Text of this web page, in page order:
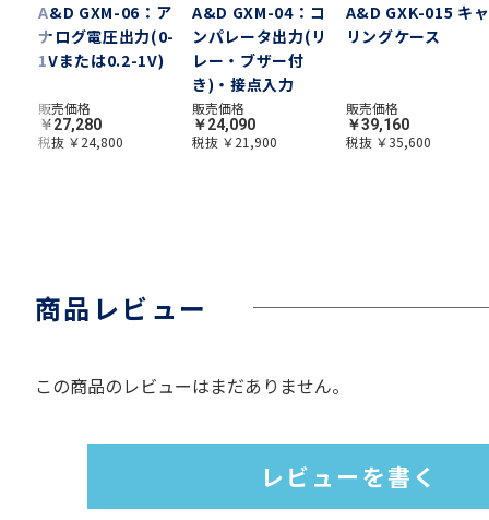
A&D GXM-06：ア
ナログ電圧出力(0-
1Vまたは0.2-1V)
販売価格
￥27,280
税抜 ￥24,800
A&D GXM-04：コ
ンパレータ出力(リ
レー・ブザー付
き)・接点入力
販売価格
￥24,090
税抜 ￥21,900
A&D GXK-015 キャ
リングケース
販売価格
￥39,160
税抜 ￥35,600
商品レビュー
この商品のレビューはまだありません。
レビューを書く